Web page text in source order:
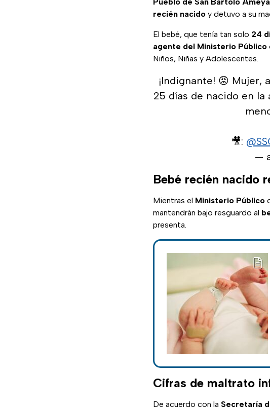
Pueblo de San Bartolo
recién nacido y detuvo a su
El bebé, que tenía tan solo 24
agente del Ministerio Público
Niños, Niñas y Adolescentes.
¡Indignante! 😡
25 días de nacido en
🎥:
—
Bebé recién nacido
Mientras el Ministerio Público
mantendrán bajo resguardo al
presenta.
Cifras de maltrato
De acuerdo con la Secretaría